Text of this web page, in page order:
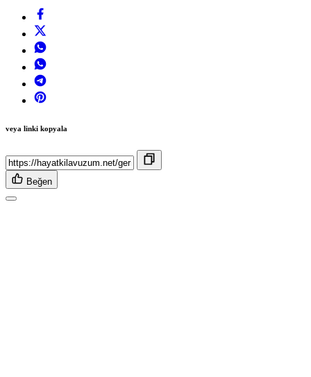
veya linki kopyala
Beğen